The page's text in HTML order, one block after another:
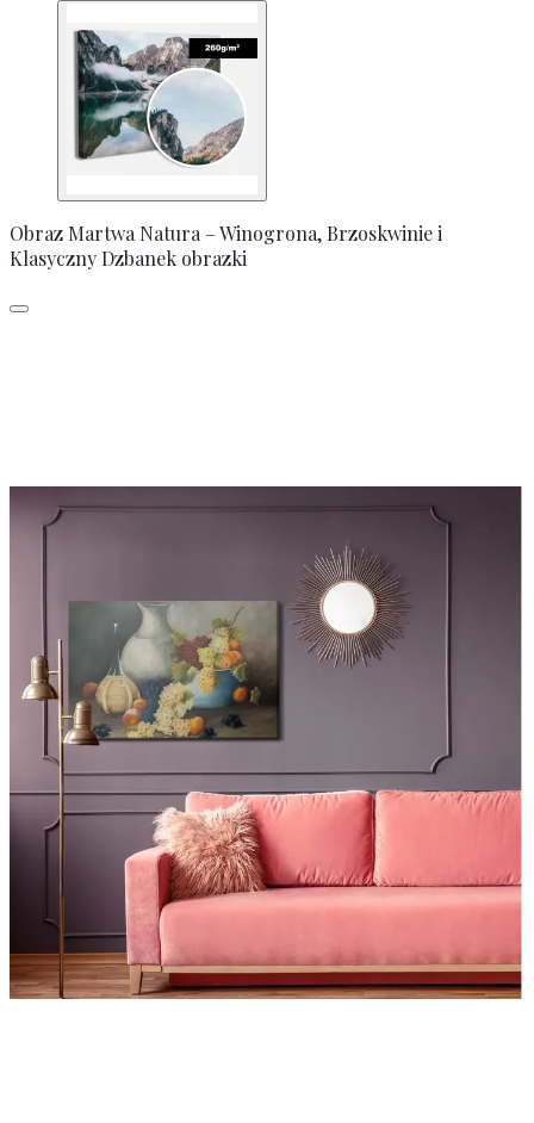
Obraz Martwa Natura – Winogrona, Brzoskwinie i
Klasyczny Dzbanek obrazki